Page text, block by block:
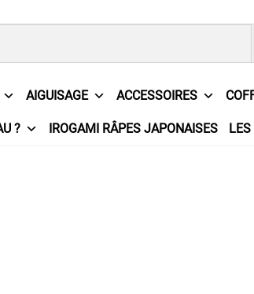
AIGUISAGE ACCESSOIRES
? IROGAMI RÂPES JAPONAISES LES